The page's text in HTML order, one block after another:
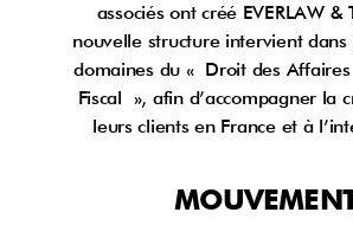
associés ont créé EVERLAW &
nouvelle structure intervient
domaines du « Droit des
Fiscal », afin d’accompagner la
leurs clients en France et à